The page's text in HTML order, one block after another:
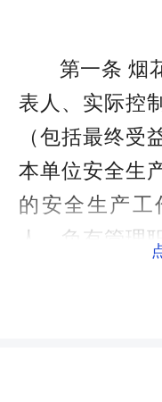
第一条 烟
表人、实际控
（包括最终受
本单位安全生
的安全生产工
人、负有管理
法对其职责